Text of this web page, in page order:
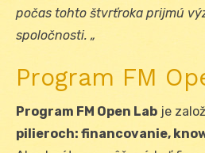
počas tohto štvrťroka prijmú
spoločnosti. „
Program FM
Program FM Open Lab je
pilieroch: financovanie,